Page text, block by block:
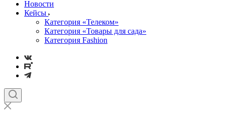
Новости
Кейсы
Категория «Телеком»
Категория «Товары для сада»
Категория Fashion